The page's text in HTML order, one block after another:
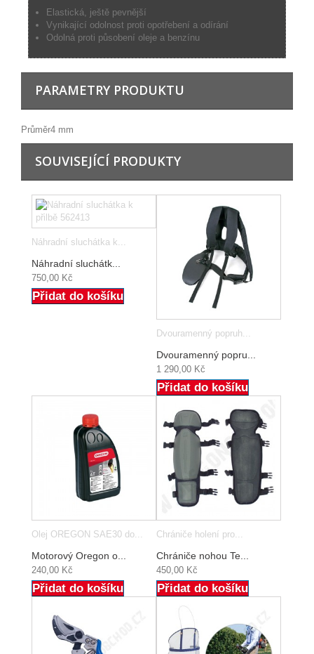
Elastická, ještě pevnější
Vynikající odolnost proti opotřebení a odírání
Odolná proti působení oleje a benzínu
PARAMETRY PRODUKTU
Průměr4 mm
SOUVISEJÍCÍ PRODUKTY
Náhradní sluchátka k...
Náhradní sluchátk...
750,00 Kč
Přidat do košíku
Dvouramenný popruh...
Dvouramenný popru...
1 290,00 Kč
Přidat do košíku
Olej OREGON SAE30 do...
Motorový Oregon o...
240,00 Kč
Přidat do košíku
Chrániče holení pro...
Chrániče nohou Te...
450,00 Kč
Přidat do košíku